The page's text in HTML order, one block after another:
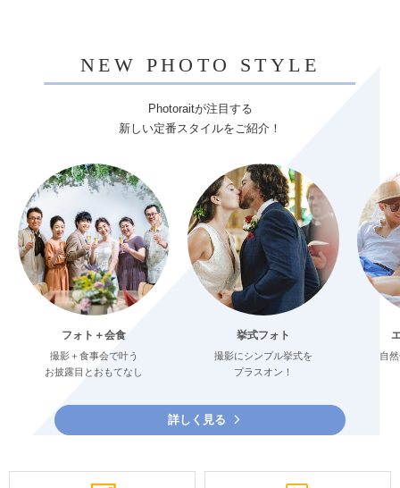
NEW PHOTO STYLE
Photoraitが注目する
新しい定番スタイルをご紹介！
フォト＋会食
撮影＋食事会で叶う
お披露目とおもてなし
挙式フォト
撮影にシンプル挙式を
プラスオン！
自
詳しく見る